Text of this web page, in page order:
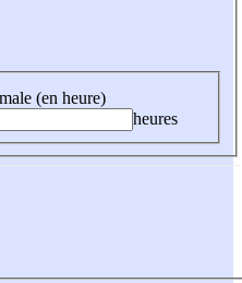
(en heure)
heures